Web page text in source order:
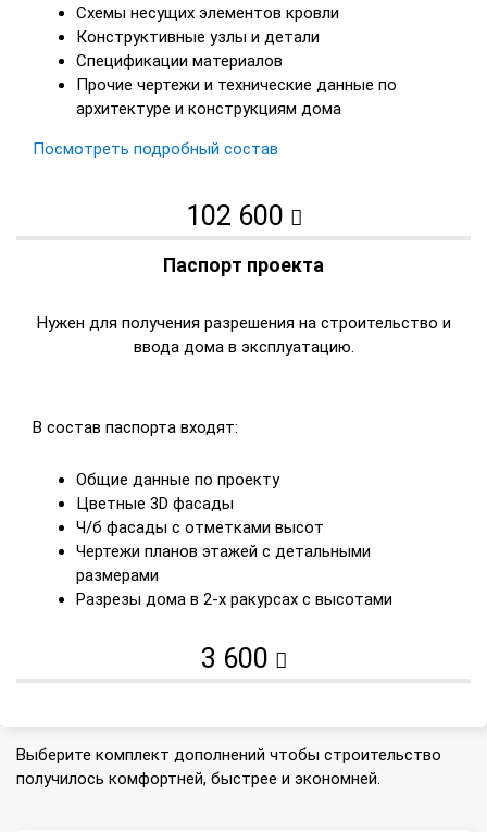
Схемы несущих элементов кровли
Конструктивные узлы и детали
Спецификации материалов
Прочие чертежи и технические данные по
архитектуре и конструкциям дома
Посмотреть подробный состав
102 600
Паспорт проекта
Нужен для получения разрешения на строительство и
ввода дома в эксплуатацию.
В состав паспорта входят:
Общие данные по проекту
Цветные 3D фасады
Ч/б фасады с отметками высот
Чертежи планов этажей с детальными
размерами
Разрезы дома в 2-х ракурсах с высотами
3 600
Выберите комплект дополнений чтобы строительство
получилось комфортней, быстрее и экономней.